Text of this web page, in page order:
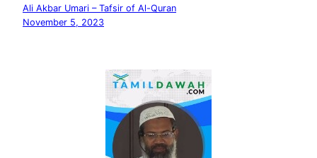
Ali Akbar Umari – Tafsir of Al-Quran
November 5, 2023